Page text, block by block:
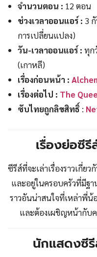
จำนวนตอน : 12 ตอน
ช่วงเวลาออนแอร์ : 3
การเปลี่ยนแปลง)
วัน-เวลาออนแอร์ : ทุก
(เกาหลี)
เรื่องก่อนหน้า :
เรื่องต่อไป : The
ซับไทยถูกลิขสิทธิ์ :
เรื่องย่อซีรี
ซีรีส์ที่จะเล่าเรื่องราวเกี่
และอยู่ในครอบครัวที่มีฐา
ราวอันน่าสนใจที่เหล่าพี่
และต้องเผชิญหน้ากับ
นักแสดงซี